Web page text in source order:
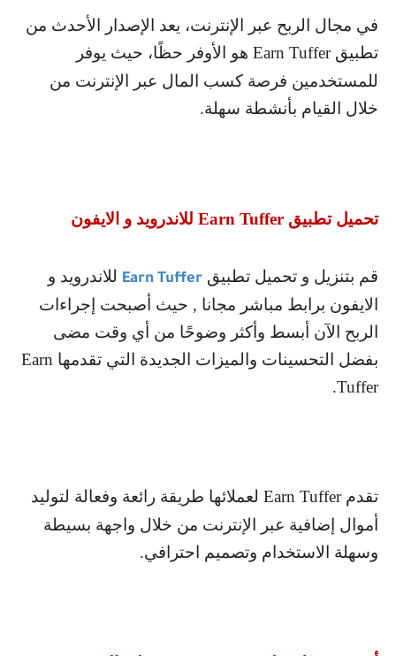
في مجال الربح عبر الإنترنت، يعد الإصدار الأحدث من
تطبيقEarn Tuffer هو الأوفر حظًا، حيث يوفر
للمستخدمين فرصة كسب المال عبر الإنترنت من
خلال القيام بأنشطة سهلة.
تحميل تطبيق Earn Tuffer للاندرويد و الايفون
قم بتنزيل و تحميل تطبيق Earn Tuffer للاندرويد و
الايفون برابط مباشر مجانا , حيث أصبحت إجراءات
الربح الآن أبسط وأكثر وضوحًا من أي وقت مضى
بفضل التحسينات والميزات الجديدة التي تقدمها Earn
Tuffer
.
تقدمEarn Tuffer لعملائها طريقة رائعة وفعالة لتوليد
أموال إضافية عبر الإنترنت من خلال واجهة بسيطة
وسهلة الاستخدام وتصميم احترافي.